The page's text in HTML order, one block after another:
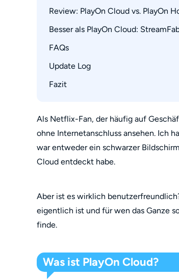
Review: PlayOn Cloud vs. PlayOn
😊 Funktionen
😞 Nachteile
Besser als PlayOn Cloud:
Verwendung: StreamFab vs.
FAQs
1. Ist PlayOn Cloud sicher?
2. Wie kann ich PlayOn-
4. Was ist der Unterschied
5. Ist PlayOn Cloud besser als
Update Log
Fazit
Als Netflix-Fan, der häufig auf
ohne Internetanschluss ansehen. Ich
war entweder ein schwarzer
Cloud entdeckt habe.
Aber ist es wirklich
eigentlich ist und für wen das Ganze
finde.
Was ist PlayOn Cloud?